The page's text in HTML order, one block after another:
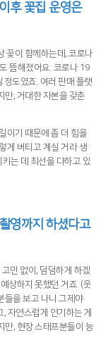
후 꽃집 운영은
꽃이 함께하는데, 코로나
뜸해졌어요. 코로나 19
정도였죠. 여러 판매 플랫
만, 거대한 자본을 갖춘
이기 때문에 좀 더 힘을
게 버티고 계실 거라 생
는 데 최선을 다하고 있
영까지 하셨다고
민 없이, 덤덤하게 하겠
상하지 못했던 거죠. (웃
들을 보고 나니 그제야
자연스럽게 연기하는 게
만, 현장 스태프분들이 능